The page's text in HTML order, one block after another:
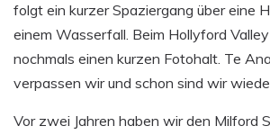
folgt ein kurzer Spaziergang über eine
einem Wasserfall. Beim Hollyford
nochmals einen kurzen Fotohalt. Te
verpassen wir und schon sind wir
Vor zwei Jahren haben wir den Milford